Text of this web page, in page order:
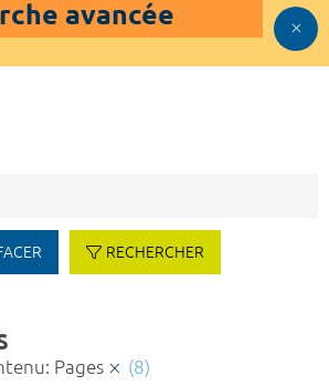
avancée
RECHERCHER
Pages
(8)